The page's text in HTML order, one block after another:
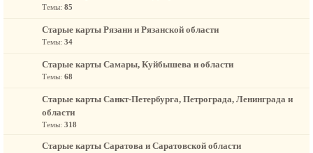
Темы: 85
Старые карты Рязани и Рязанской области
Темы: 34
Старые карты Самары, Куйбышева и области
Темы: 68
Старые карты Санкт-Петербурга, Петрограда, Ленинграда и
области
Темы: 318
Старые карты Саратова и Саратовской области